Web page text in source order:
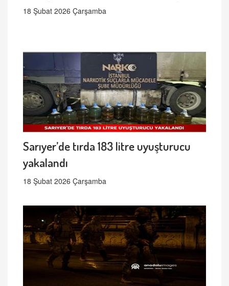
18 Şubat 2026 Çarşamba
Sarıyer’de tırda 183 litre uyuşturucu
yakalandı
18 Şubat 2026 Çarşamba